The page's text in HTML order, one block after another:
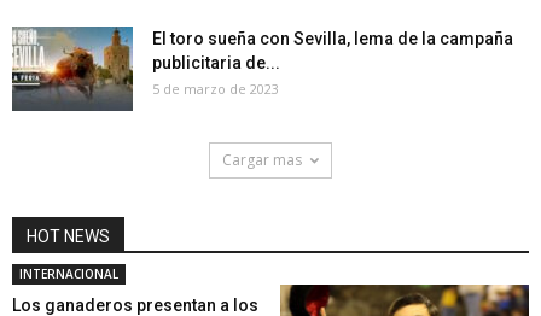
El toro sueña con Sevilla, lema de la campaña
publicitaria de...
5 de marzo de 2023
Cargar mas
HOT NEWS
INTERNACIONAL
Los ganaderos presentan a los